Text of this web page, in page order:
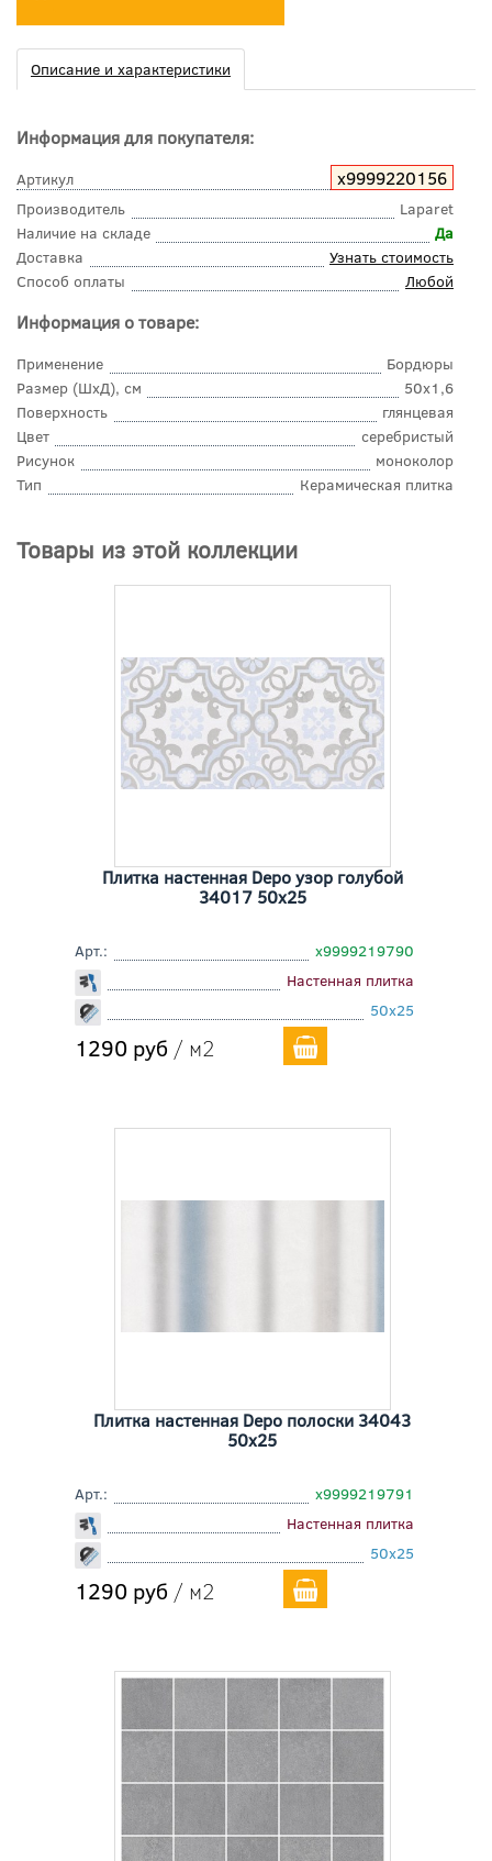
Описание и характеристики
Информация для покупателя:
Артикул х9999220156
Производитель
Laparet
Наличие на складе
Да
Доставка
Узнать стоимость
Способ оплаты
Любой
Информация о товаре:
Применение
Бордюры
Размер (ШхД), см
50x1,6
Поверхность
глянцевая
Цвет
серебристый
Рисунок
моноколор
Тип
Керамическая плитка
Товары из этой коллекции
Плитка настенная Depo узор голубой
34017 50x25
Арт.:
х9999219790
Настенная плитка
50x25
1290 руб / м2
Плитка настенная Depo полоски 34043
50x25
Арт.:
х9999219791
Настенная плитка
50x25
1290 руб / м2